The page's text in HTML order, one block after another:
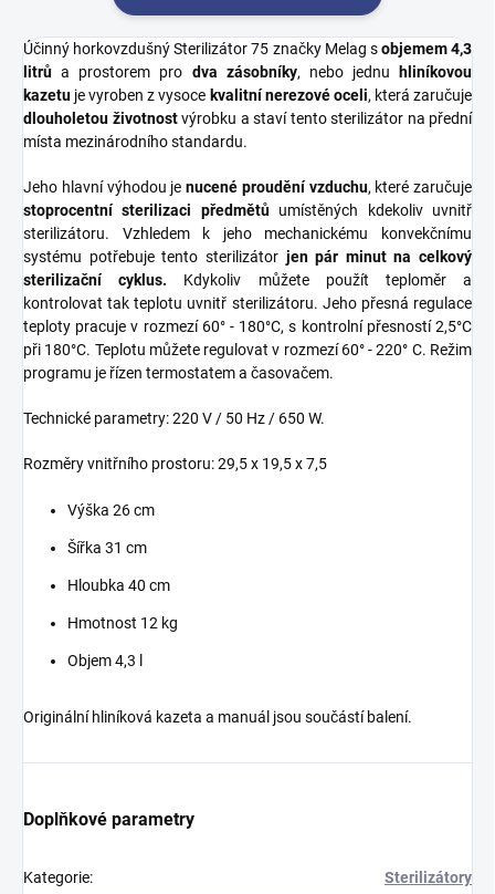
Účinný horkovzdušný Sterilizátor 75 značky Melag sobjemem 4,3
litrů a prostorem pro dva zásobníky, nebo jednu
hliníkovou
kazetu je vyroben z vysoce kvalitní nerezové oceli, která zaručuje
dlouholetou životnostvýrobku a staví tento sterilizátor na přední
místa mezinárodního standardu.
Jeho hlavní výhodou je nucené proudění vzduchu, které zaručuje
stoprocentní sterilizaci předmětůumístěných kdekoliv uvnitř
sterilizátoru. Vzhledem k jeho mechanickému konvekčnímu
systému potřebuje tento sterilizátor jen pár minut na celkový
sterilizační cyklus. Kdykoliv můžete použít teploměr a
kontrolovat tak teplotu uvnitř sterilizátoru. Jeho přesná regulace
teploty pracuje v rozmezí 60° - 180°C, s kontrolní přesností 2,5°C
při 180°C. Teplotu můžete regulovat v rozmezí 60° - 220° C. Režim
programu je řízen termostatem a časovačem.
Technické parametry: 220 V / 50 Hz / 650 W.
Rozměry vnitřního prostoru: 29,5 x 19,5 x 7,5
Výška 26 cm
Šířka 31 cm
Hloubka 40 cm
Hmotnost 12 kg
Objem4,3 l
Originální hliníková kazeta a manuál jsou součástí balení.
Doplňkové parametry
Kategorie: Sterilizátory